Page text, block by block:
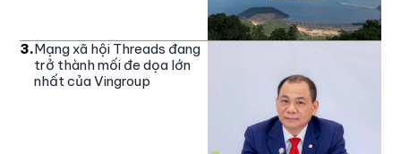
3.Mạng xã hội Threads đang
trở thành mối đe dọa lớn
nhất của Vingroup